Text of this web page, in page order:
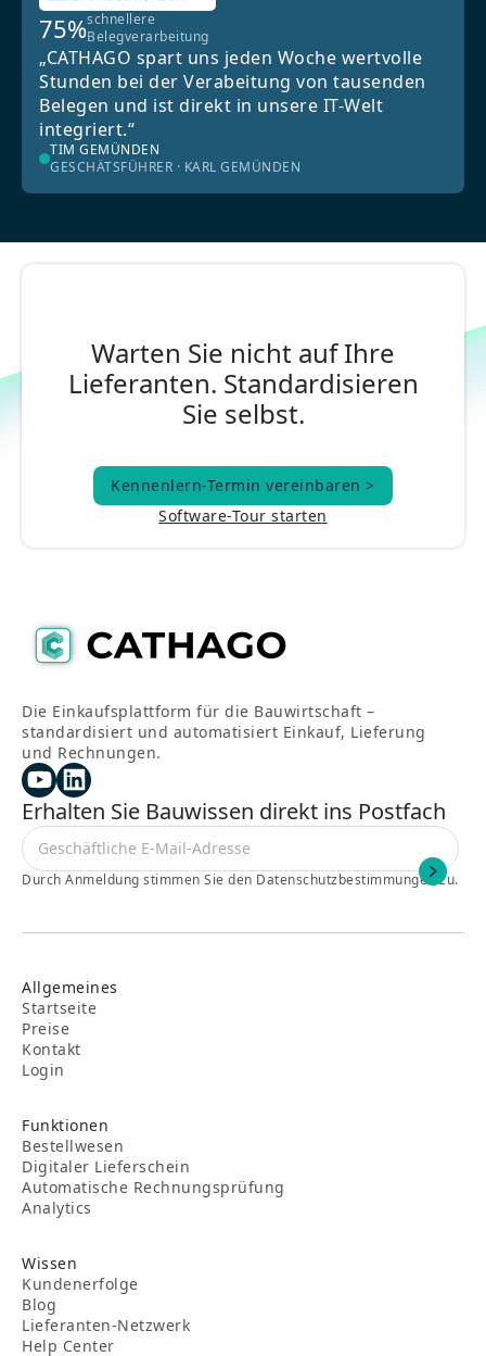
75%schnellere
Belegverarbeitung
„CATHAGO spart uns jeden Woche wertvolle
Stunden bei der Verabeitung von tausenden
Belegen und ist direkt in unsere IT-Welt
integriert.“
TIM GEMÜNDEN
GESCHÄTSFÜHRER · KARL GEMÜNDEN
Warten Sie nicht auf Ihre
Lieferanten. Standardisieren
Sie selbst.
Kennenlern-Termin vereinbaren >
Kennenlern-Termin vereinbaren >
Software-Tour starten
Die Einkaufsplattform für die Bauwirtschaft –
standardisiert und automatisiert Einkauf, Lieferung
und Rechnungen.
Erhalten Sie Bauwissen direkt ins Postfach
Durch Anmeldung stimmen Sie den Datenschutzbestimmungen zu.
Allgemeines
Startseite
Preise
Kontakt
Login
Funktionen
Bestellwesen
Digitaler Lieferschein
Automatische Rechnungsprüfung
Analytics
Wissen
Kundenerfolge
Blog
Lieferanten-Netzwerk
Help Center